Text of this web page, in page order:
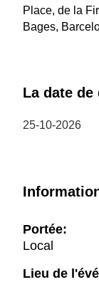
Place, de la
Bages,
La date de
25-10-2026
Portée:
Local
Lieu de